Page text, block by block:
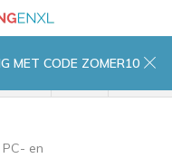
MET CODE ZOMER10
en